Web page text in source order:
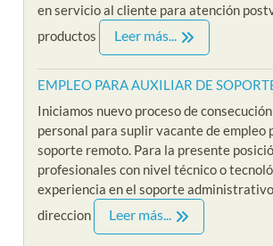
en servicio al cliente para atención
productos
Leer más...
EMPLEO PARA AUXILIAR DE
Iniciamos nuevo proceso de
personal para suplir vacante de empleo
soporte remoto. Para la presente
profesionales con nivel técnico o
experiencia en el soporte
direccion
Leer más...